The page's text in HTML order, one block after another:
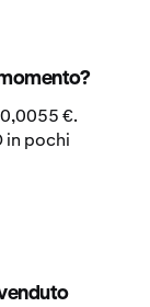
0,0055 €.
in pochi